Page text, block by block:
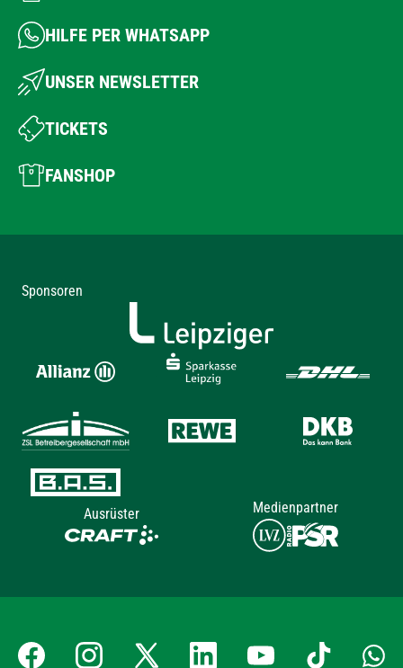
HILFE PER WHATSAPP
UNSER NEWSLETTER
TICKETS
FANSHOP
Sponsoren
Ausrüster Medienpartner